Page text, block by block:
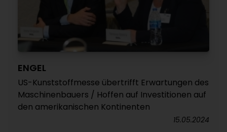
ENGEL
US-Kunststoffmesse übertrifft Erwartungen des
Maschinenbauers / Hoffen auf Investitionen auf
den amerikanischen Kontinenten
15.05.2024